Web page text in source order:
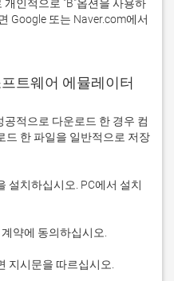
Google 또는 Naver.com에서
트웨어 에뮬레이터
공적으로 다운로드 한 경우 컴
드 한 파일을 일반적으로 저장